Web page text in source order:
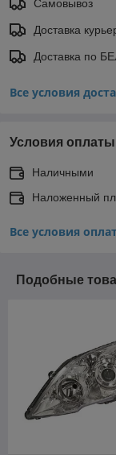
Самовывоз
Доставка
Доставка по
Все условия
Условия оплаты
Наличными
Наложенный
Все условия
Подобные